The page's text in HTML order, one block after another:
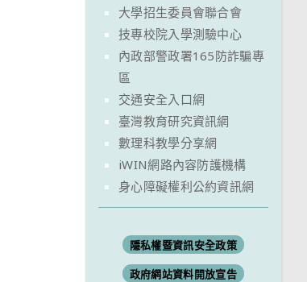
大學招生委員會聯合會
技專校院入學測驗中心
內政部警政署165防詐騙專
區
交通安全入口網
臺灣教育研究資訊網
數理科教學分享網
iWIN網路內容防護機構
身心障礙權利公約資訊網
隱私權暨資訊安全政策
政府網站資料開放宣告